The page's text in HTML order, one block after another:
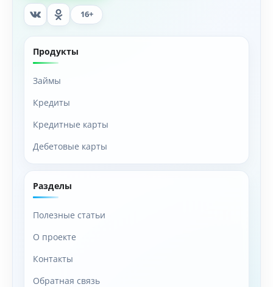
16+
Продукты
Займы
Кредиты
Кредитные карты
Дебетовые карты
Разделы
Полезные статьи
О проекте
Контакты
Обратная связь